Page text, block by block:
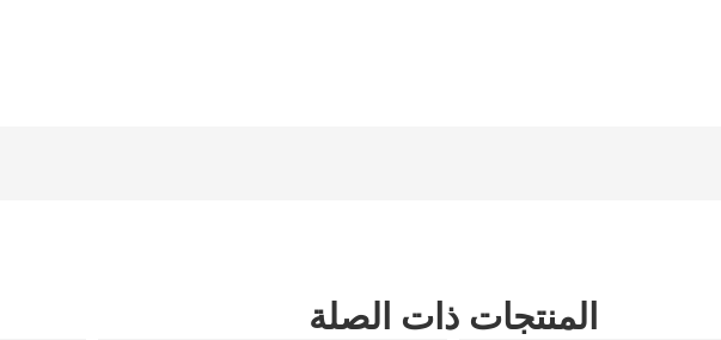
المنتجات ذات الصلة